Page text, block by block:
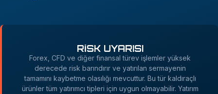
RİSK UYARISI
Forex, CFD ve diğer finansal türev işlemler yüksek
derecede risk barındırır ve yatırılan sermayenin
tamamını kaybetme olasılığı mevcuttur. Bu tür kaldıraçlı
ürünler tüm yatırımcı tipleri için uygun olmayabilir. Yatırım